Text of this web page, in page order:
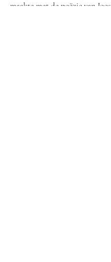
maakte met de poëzie van